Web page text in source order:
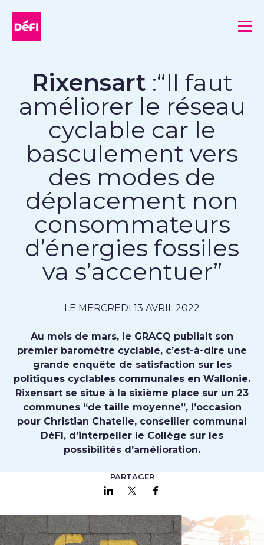
Rixensart :“Il faut
améliorer le réseau
cyclable car le
basculement vers
des modes de
déplacement non
consommateurs
d’énergies fossiles
va s’accentuer”
LE MERCREDI 13 AVRIL 2022
Au mois de mars, le GRACQ publiait son
premier baromètre cyclable, c’est-à-dire une
grande enquête de satisfaction sur les
politiques cyclables communales en Wallonie.
Rixensart se situe à la sixième place sur un 23
communes “de taille moyenne”, l’occasion
pour Christian Chatelle, conseiller communal
DéFI, d’interpeller le Collège sur les
possibilités d’amélioration.
PARTAGER
Partager sur LinkedIn
Partager sur Twitter